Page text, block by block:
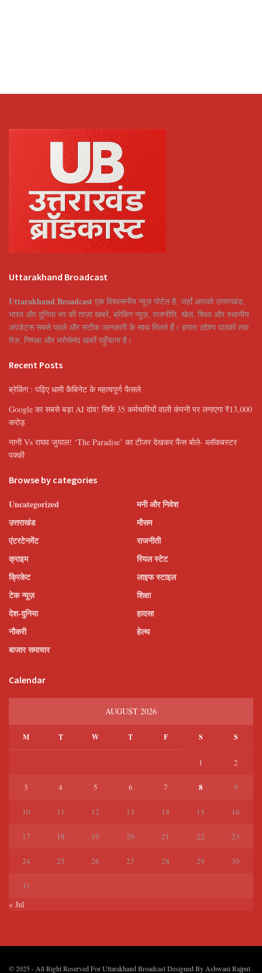
Uttarakhand Broadcast
Uttarakhand Broadcast एक विश्वसनीय न्यूज़ पोर्टल है, जहाँ आपको उत्तराखंड,
भारत और दुनिया भर की ताज़ा खबरें, ब्रेकिंग न्यूज़, राजनीति, खेल, शिक्षा और स्थानीय
अपडेट्स सबसे पहले और सटीक जानकारी के साथ मिलते हैं। हमारा उद्देश्य पाठकों तक
तेज़, निष्पक्ष और भरोसेमंद खबरें पहुँचाना है।
Recent Posts
ब्रेकिंग : पढ़िए धामी कैबिनेट के महत्वपूर्ण फैसले
Google का सबसे बड़ा AI दांव! सिर्फ 35 कर्मचारियों वाली कंपनी पर लगाएगा ₹13,000
करोड़
नानी Vs राघव जुयाल! ‘The Paradise’ का टीजर देखकर फैंस बोले- ब्लॉकबस्टर
पक्की
Browse by categories
Uncategorized
उत्तराखंड
एंटरटेनमेंट
क्राइम
क्रिकेट
टेक न्यूज़
देश-दुनिया
नौकरी
बाजार समाचार
मनी और निवेश
मौसम
राजनीती
रियल स्टेट
लाइफ स्टाइल
शिक्षा
हादसा
हेल्थ
Calendar
AUGUST 2026
M T W T F S S
1 2
3 4 5 6 7 8 9
10 11 12 13 14 15 16
17 18 19 20 21 22 23
24 25 26 27 28 29 30
31
« Jul
© 2025 - All Right Reserved For Uttarakhand Broadcast Designed ByAshwani Rajput.